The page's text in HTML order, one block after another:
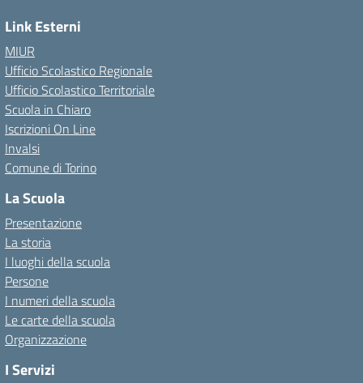
Link Esterni
MIUR
Ufficio Scolastico Regionale
Ufficio Scolastico Territoriale
Scuola in Chiaro
Iscrizioni On Line
Invalsi
Comune di Torino
La Scuola
Presentazione
La storia
I luoghi della scuola
Persone
I numeri della scuola
Le carte della scuola
Organizzazione
I Servizi